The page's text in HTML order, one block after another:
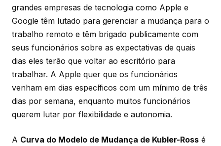
grandes empresas de tecnologia como Apple e
Google têm lutado para gerenciar a mudança para o
trabalho remoto e têm brigado publicamente com
seus funcionários sobre as expectativas de quais
dias eles terão que voltar ao escritório para
trabalhar. A Apple quer que os funcionários
venham em dias específicos com um mínimo de três
dias por semana, enquanto muitos funcionários
querem lutar por flexibilidade e autonomia.
A Curva do Modelo de Mudança de Kubler-Ross é